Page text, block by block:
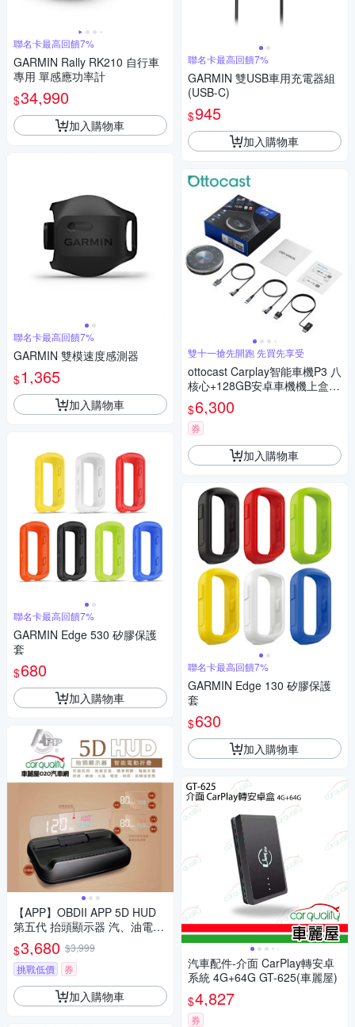
聯名卡最高回饋7%
GARMIN Rally RK210 自行車
專用 單感應功率計
$34,990
加入購物車
聯名卡最高回饋7%
GARMIN 雙模速度感測器
$1,365
加入購物車
聯名卡最高回饋7%
GARMIN Edge 530 矽膠保護
套
$680
加入購物車
【APP】OBDII APP 5D HUD
第五代 抬頭顯示器 汽、油電車
通用 送安裝(車麗屋)
$3,680 $3,999
挑戰低價
券
加入購物車
聯名卡最高回饋7%
GARMIN 雙USB車用充電器組
(USB-C)
$945
加入購物車
雙十一搶先開跑 先買先享受
ottocast Carplay智能車機P3 八
核心+128GB安卓車機機上盒-
車用多媒體影音 即插即用 秒變
安卓機
$6,300
券
加入購物車
聯名卡最高回饋7%
GARMIN Edge 130 矽膠保護
套
$630
加入購物車
汽車配件-介面 CarPlay轉安卓
系統 4G+64G GT-625(車麗屋)
$4,827
券